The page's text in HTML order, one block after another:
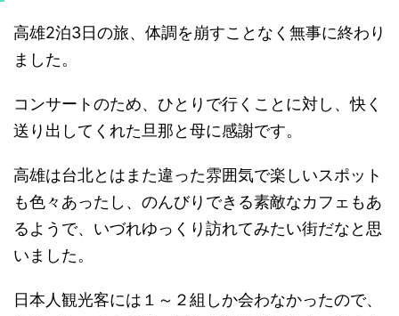
高雄2泊3日の旅、体調を崩すことなく無事に終わり
ました。
コンサートのため、ひとりで行くことに対し、快く
送り出してくれた旦那と母に感謝です。
高雄は台北とはまた違った雰囲気で楽しいスポット
も色々あったし、のんびりできる素敵なカフェもあ
るようで、いづれゆっくり訪れてみたい街だなと思
いました。
日本人観光客には１～２組しか会わなかったので、